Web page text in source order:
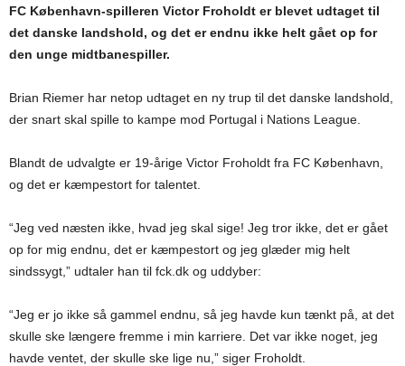
FC København-spilleren Victor Froholdt er blevet udtaget til
det danske landshold, og det er endnu ikke helt gået op for
den unge midtbanespiller.
Brian Riemer har netop udtaget en ny trup til det danske landshold,
der snart skal spille to kampe mod Portugal i Nations League.
Blandt de udvalgte er 19-årige Victor Froholdt fra FC København,
og det er kæmpestort for talentet.
“Jeg ved næsten ikke, hvad jeg skal sige! Jeg tror ikke, det er gået
op for mig endnu, det er kæmpestort og jeg glæder mig helt
sindssygt,” udtaler han til fck.dk og uddyber:
“Jeg er jo ikke så gammel endnu, så jeg havde kun tænkt på, at det
skulle ske længere fremme i min karriere. Det var ikke noget, jeg
havde ventet, der skulle ske lige nu,” siger Froholdt.